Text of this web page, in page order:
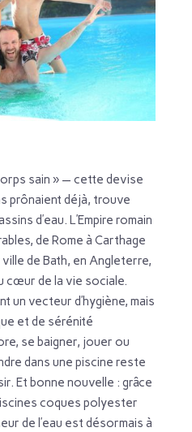
sain » — cette devise
prônaient déjà, trouve
d’eau. L’Empire romain
de Rome à Carthage
de Bath, en Angleterre,
cœur de la vie sociale.
un vecteur d’hygiène, mais
et de sérénité
se baigner, jouer ou
dans une piscine reste
Et bonne nouvelle : grâce
coques polyester
de l’eau est désormais à